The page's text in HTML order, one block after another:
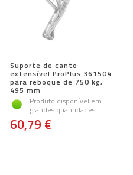
Suporte de canto
extensível ProPlus 361504
para reboque de 750 kg,
495 mm
Produto disponível em
grandes quantidades
60,79 €